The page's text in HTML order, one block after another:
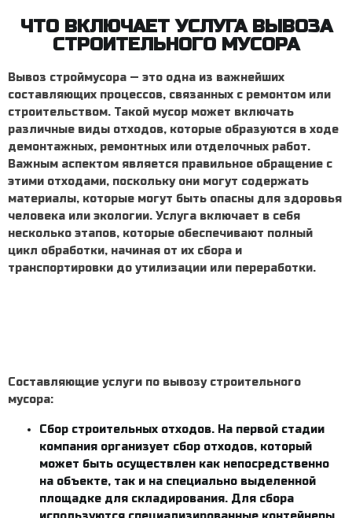
ЧТО ВКЛЮЧАЕТ УСЛУГА ВЫВОЗА
СТРОИТЕЛЬНОГО МУСОРА
Вывоз строймусора — это одна из важнейших
составляющих процессов, связанных с ремонтом или
строительством. Такой мусор может включать
различные виды отходов, которые образуются в ходе
демонтажных, ремонтных или отделочных работ.
Важным аспектом является правильное обращение с
этими отходами, поскольку они могут содержать
материалы, которые могут быть опасны для здоровья
человека или экологии. Услуга включает в себя
несколько этапов, которые обеспечивают полный
цикл обработки, начиная от их сбора и
транспортировки до утилизации или переработки.
Составляющие услуги по вывозу строительного
мусора:
Сбор строительных отходов. На первой стадии
компания организует сбор отходов, который
может быть осуществлен как непосредственно
на объекте, так и на специально выделенной
площадке для складирования. Для сбора